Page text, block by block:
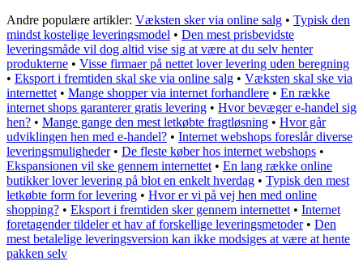
Andre populære artikler: Væksten sker via online salg • Typisk den
mindst kostelige leveringsmodel • Den mest prisbevidste
leveringsmåde vil dog altid vise sig at være at du selv henter
produkterne • Visse firmaer på nettet lover levering uden beregning
• Eksport i fremtiden skal ske via online salg • Væksten skal ske via
internettet • Mange shopper via internet forhandlere • En række
internet shops garanterer gratis levering • Hvor bevæger e-handel sig
hen? • Mange gange den mest letkøbte fragtløsning • Hvor går
udviklingen hen med e-handel? • Internet webshops foreslår diverse
leveringsmuligheder• De fleste køber hos internet webshops •
Ekspansionen vil ske gennem internettet • En lang række online
butikker lover levering på blot en enkelt hverdag • Typisk den mest
letkøbte form for levering • Hvor er vi på vej hen med online
shopping? • Eksport i fremtiden sker gennem internettet • Internet
foretagender tildeler et hav af forskellige leveringsmetoder• Den
mest betalelige leveringsversion kan ikke modsiges at være at hente
pakken selv